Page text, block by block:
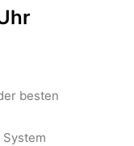
besten